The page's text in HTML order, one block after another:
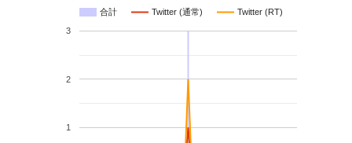
合計 Twitter (通常) Twitter (RT)
1
2
3